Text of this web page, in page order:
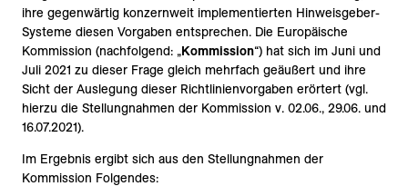
ihre gegenwärtig konzernweit implementierten Hinweisgeber-
Systeme diesen Vorgaben entsprechen. Die Europäische
Kommission (nachfolgend: „Kommission“) hat sich im Juni und
Juli 2021 zu dieser Frage gleich mehrfach geäußert und ihre
Sicht der Auslegung dieser Richtlinienvorgaben erörtert (vgl.
hierzu die Stellungnahmen der Kommission v. 02.06., 29.06. und
16.07.2021).
Im Ergebnis ergibt sich aus den Stellungnahmen der
Kommission Folgendes: